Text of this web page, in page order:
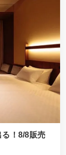
る！8/8販売